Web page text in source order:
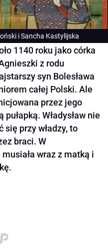
i Sancha Kastylijska
1140 roku jako córka
z rodu
syn Bolesława
całej Polski. Ale
przez jego
Władysław nie
się przy władzy, to
braci. W
wraz z matką i